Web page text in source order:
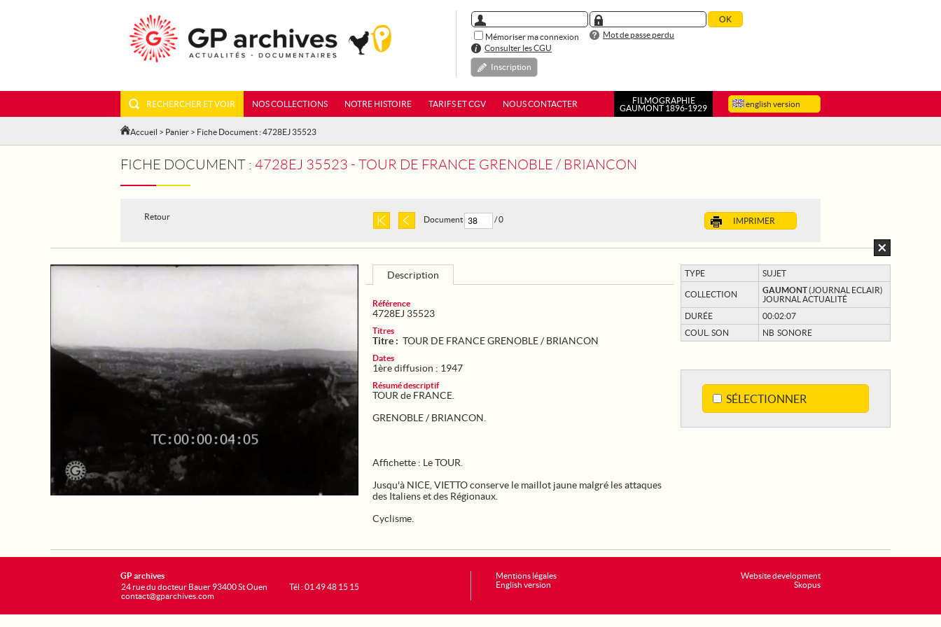
Mémoriser ma connexion
Mot de passe perdu
Consulter les CGU
Inscription
english version
RECHERCHER ET VOIR NOS COLLECTIONS NOTRE HISTOIRE TARIFS ET CGV NOUS CONTACTER
FILMOGRAPHIE
GAUMONT 1896-1929
Accueil > Panier > Fiche Document : 4728EJ 35523
FICHE DOCUMENT : 4728EJ 35523 - TOUR DE FRANCE GRENOBLE / BRIANCON
Retour IMPRIMER
Document / 0
TYPE SUJET
COLLECTION GAUMONT(JOURNAL ECLAIR)
JOURNAL ACTUALITÉ
DURÉE
00:02:07
COUL. SON
NB SONORE
SÉLECTIONNER
Description
Référence
4728EJ 35523
Titres
Titre : TOUR DE FRANCE GRENOBLE / BRIANCON
Dates
1ère diffusion : 1947
Résumé descriptif
TOUR de FRANCE.
GRENOBLE / BRIANCON.
Affichette : Le TOUR.
Jusqu'à NICE, VIETTO conserve le maillot jaune malgré les attaques
des Italiens et des Régionaux.
Cyclisme.
Website development
Skopus
GP archives
24 rue du docteur Bauer 93400 St Ouen
contact@gparchives.com
Tél : 01 49 48 15 15
Mentions légales
English version